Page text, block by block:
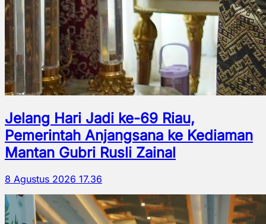
Jelang Hari Jadi ke-69 Riau,
Pemerintah Anjangsana ke Kediaman
Mantan Gubri Rusli Zainal
8 Agustus 2026 17.36